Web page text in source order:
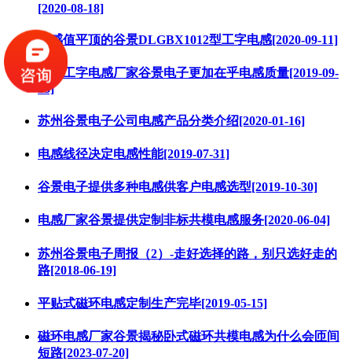
[2020-08-18]
大感值平顶的谷景DLGBX1012型工字电感[2020-09-11]
专业工字电感厂家谷景电子更加在乎电感质量[2019-09-
23]
苏州谷景电子公司电感产品分类介绍[2020-01-16]
电感线径决定电感性能[2019-07-31]
谷景电子提供多种电感供客户电感选型[2019-10-30]
电感厂家谷景提供定制非标共模电感服务[2020-06-04]
苏州谷景电子周报（2）-走好选择的路，别只选好走的
路[2018-06-19]
平贴式磁环电感定制生产完毕[2019-05-15]
磁环电感厂家谷景揭秘卧式磁环共模电感为什么会匝间
短路[2023-07-20]